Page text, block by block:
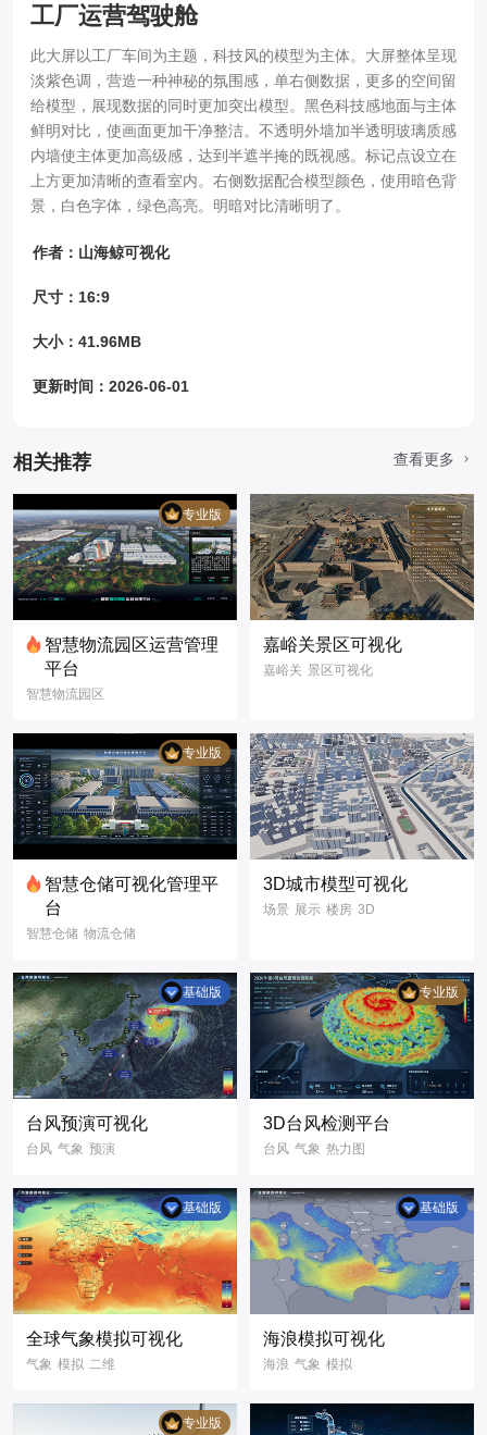
工厂运营驾驶舱
此大屏以工厂车间为主题，科技风的模型为主体。大屏整体呈现
淡紫色调，营造一种神秘的氛围感，单右侧数据，更多的空间留
给模型，展现数据的同时更加突出模型。黑色科技感地面与主体
鲜明对比，使画面更加干净整洁。不透明外墙加半透明玻璃质感
内墙使主体更加高级感，达到半遮半掩的既视感。标记点设立在
上方更加清晰的查看室内。右侧数据配合模型颜色，使用暗色背
景，白色字体，绿色高亮。明暗对比清晰明了。
作者：山海鲸可视化
尺寸：16:9
大小：41.96MB
更新时间：2026-06-01
相关推荐 查看更多
专业版
智慧物流园区运营管理
平台
智慧物流园区
园区运营看板
仓储数据报表
库区监控管理
物流数字化
智慧园区 智慧仓储
3D模型
3D可视化
嘉峪关景区可视化
嘉峪关 景区可视化
数据可视化
专业版
智慧仓储可视化管理平
台
智慧仓储 物流仓储
仓储可视化
物流可视化
智慧仓储可视化管
理平台
可视化3D场景
3D可视化
数字孪生
3D城市模型可视化
场景 展示 楼房 3D
数字孪生
数据可视化 大屏
信息 GIS
基础版
台风预演可视化
台风 气象 预演
专业版
3D台风检测平台
台风 气象 热力图
天气监测
3D可视化
三维渲染 3D地图
三维地图
基础版
全球气象模拟可视化
气象 模拟 二维
基础版
海浪模拟可视化
海浪 气象 模拟
数据可视化
专业版